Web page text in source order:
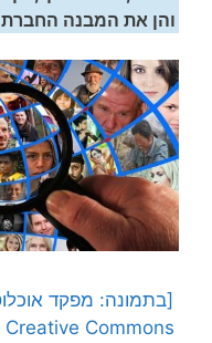
והן את המבנה
[בתמונה: מפקד